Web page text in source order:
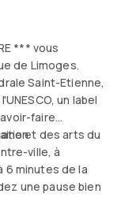
*** vous
de Limoges.
Saint-Etienne,
un label
faire
et des arts du
ville, à
6 minutes de la
une pause bien